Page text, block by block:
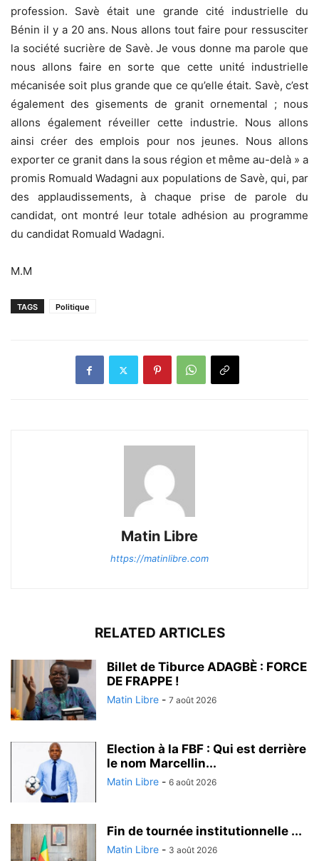
profession. Savè était une grande cité industrielle du
Bénin il y a 20 ans. Nous allons tout faire pour ressusciter
la société sucrière de Savè. Je vous donne ma parole que
nous allons faire en sorte que cette unité industrielle
mécanisée soit plus grande que ce qu’elle était. Savè, c’est
également des gisements de granit ornemental ; nous
allons également réveiller cette industrie. Nous allons
ainsi créer des emplois pour nos jeunes. Nous allons
exporter ce granit dans la sous région et même au-delà » a
promis Romuald Wadagni aux populations de Savè, qui, par
des applaudissements, à chaque prise de parole du
candidat, ont montré leur totale adhésion au programme
du candidat Romuald Wadagni.
M.M
TAGS Politique
Matin Libre
https://matinlibre.com
RELATED ARTICLES
Billet de Tiburce ADAGBÈ : FORCE
DE FRAPPE !
Matin Libre - 7 août 2026
Election à la FBF : Qui est derrière
le nom Marcellin...
Matin Libre - 6 août 2026
Fin de tournée institutionnelle ...
Matin Libre - 3 août 2026